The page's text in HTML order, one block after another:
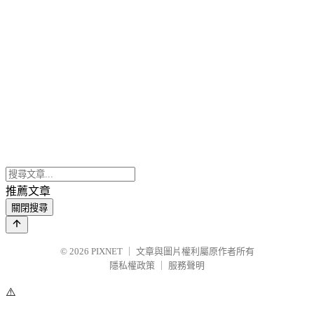
推薦文章
關閉搜尋
© 2026 PIXNET
文章與圖片權利屬原作者所有
隱私權政策
服務聲明
⚠️